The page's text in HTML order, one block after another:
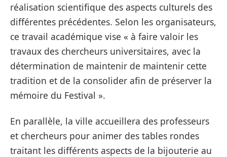
réalisation scientifique des aspects culturels des
différentes précédentes. Selon les organisateurs,
ce travail académique vise « à faire valoir les
travaux des chercheurs universitaires, avec la
détermination de maintenir de maintenir cette
tradition et de la consolider afin de préserver la
mémoire du Festival ».
En parallèle, la ville accueillera des professeurs
et chercheurs pour animer des tables rondes
traitant les différents aspects de la bijouterie au